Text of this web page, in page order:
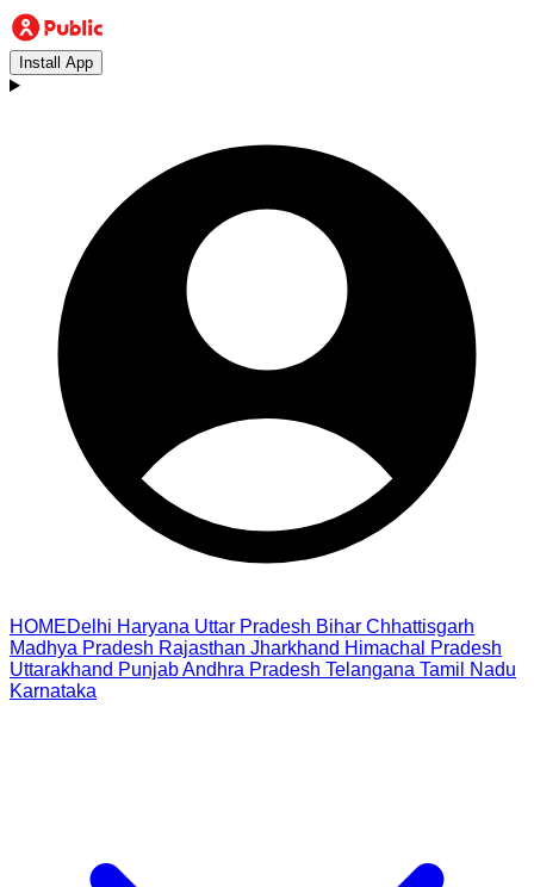
Install App
HOMEDelhi Haryana Uttar Pradesh Bihar Chhattisgarh
Madhya Pradesh Rajasthan Jharkhand Himachal Pradesh
Uttarakhand PunjabAndhra Pradesh Telangana Tamil Nadu
Karnataka